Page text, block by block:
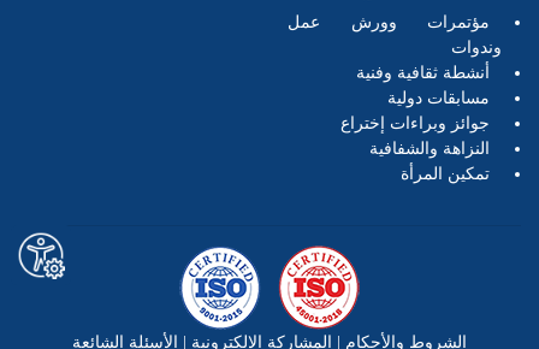
مؤتمرات وورش عمل
وندوات
أنشطة ثقافية وفنية
مسابقات دولية
جوائز وبراءات إختراع
النزاهة والشفافية
تمكين المرأة
الشروط والأحكام المشاركة الإلكترونية الأسئلة الشائعة